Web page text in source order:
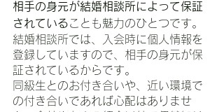
相手の身元が結婚相談所によって保証
されていることも魅力のひとつです。
結婚相談所では、入会時に個人情報を
登録していますので、相手の身元が保
証されているからです。
同級生とのお付き合いや、近い環境で
の付き合いであれば心配はありませ